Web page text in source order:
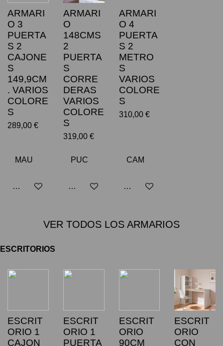
ARMARI
O 3
PUERTA
S 2
CAJONE
S
149,9CM
. VARIOS
COLORE
S
289,00 €
Añadir al carrito
ARMARI
O
148CMS
2
PUERTA
S
CORRE
DERAS
VARIOS
COLORE
S
319,00 €
Añadir al carrito
ARMARI
O 4
PUERTA
S 2
METRO
S
VARIOS
COLORE
S
310,00 €
Añadir al carrito
VER TODOS LOS ARMARIOS
ESCRITORIOS
ESCRIT
ORIO 1
CAJON
ESCRIT
ORIO 1
PUERTA
ESCRIT
ORIO
90CM
ESCRIT
ORIO
CON